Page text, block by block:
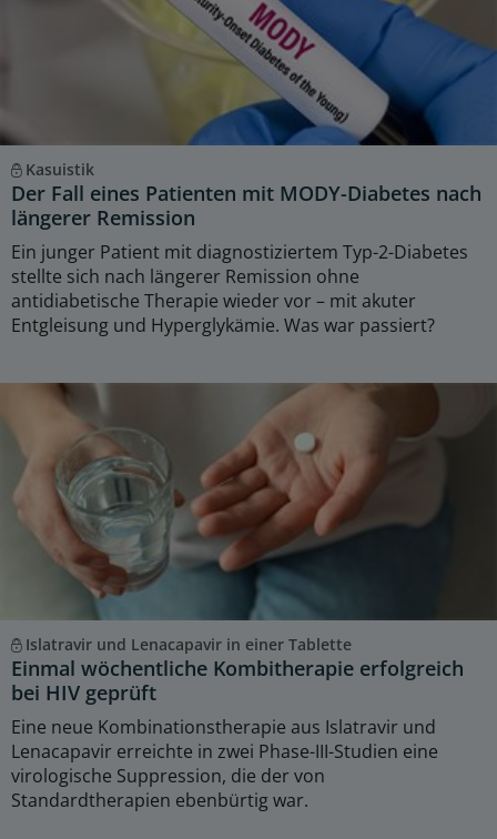
Kasuistik
Der Fall eines Patienten mit MODY-Diabetes nach
längerer Remission
Ein junger Patient mit diagnostiziertem Typ-2-Diabetes
stellte sich nach längerer Remission ohne
antidiabetische Therapie wieder vor – mit akuter
Entgleisung und Hyperglykämie. Was war passiert?
Islatravir und Lenacapavir in einer Tablette
Einmal wöchentliche Kombitherapie erfolgreich
bei HIV geprüft
Eine neue Kombinationstherapie aus Islatravir und
Lenacapavir erreichte in zwei Phase-III-Studien eine
virologische Suppression, die der von
Standardtherapien ebenbürtig war.